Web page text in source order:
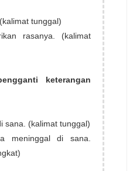
tunggal)
rasanya. (kalimat
keterangan
sana. (kalimat tunggal)
meninggal di sana.